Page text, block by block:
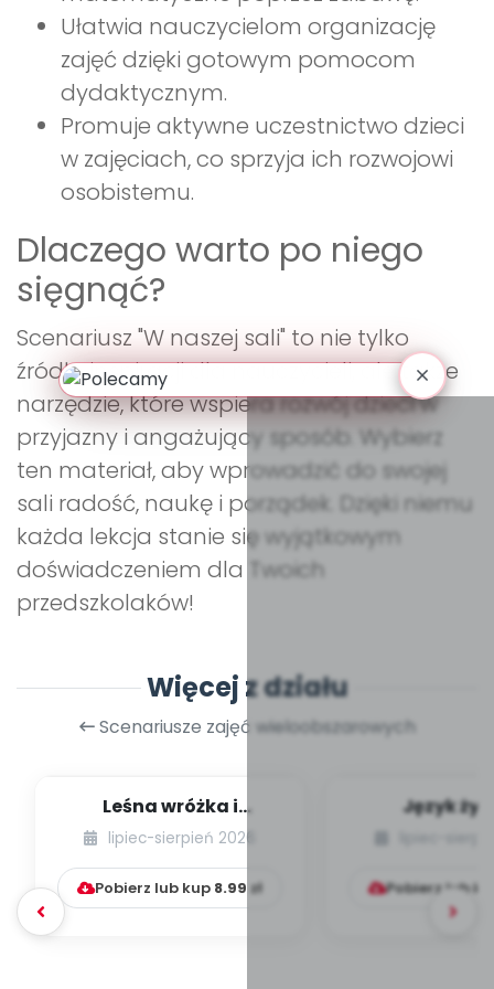
Ułatwia nauczycielom organizację
zajęć dzięki gotowym pomocom
dydaktycznym.
Promuje aktywne uczestnictwo dzieci
w zajęciach, co sprzyja ich rozwojowi
osobistemu.
Dlaczego warto po niego
sięgnąć?
Scenariusz "W naszej sali" to nie tylko
źródło inspiracji dla nauczycieli, ale także
narzędzie, które wspiera rozwój dzieci w
przyjazny i angażujący sposób. Wybierz
ten materiał, aby wprowadzić do swojej
sali radość, naukę i porządek. Dzięki niemu
każda lekcja stanie się wyjątkowym
doświadczeniem dla Twoich
przedszkolaków!
Więcej z działu
Scenariusze zajęć wieloobszarowych
Leśna wróżka i
przyjaciele
lipiec-sierpień 2026
Pobierz lub kup 8.99 zł
Język
Pobierz lub